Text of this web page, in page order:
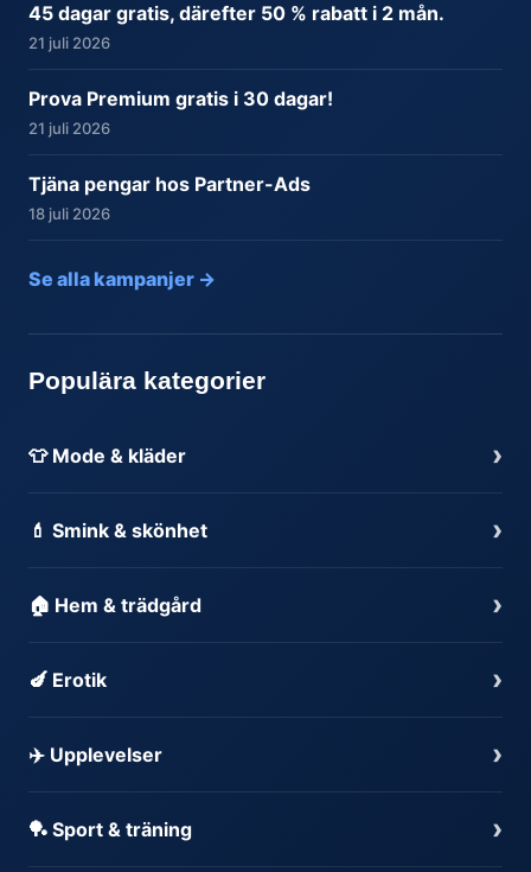
45 dagar gratis, därefter 50 % rabatt i 2 mån.
21 juli 2026
Prova Premium gratis i 30 dagar!
21 juli 2026
Tjäna pengar hos Partner-Ads
18 juli 2026
Se alla kampanjer →
Populära kategorier
👕 Mode & kläder ›
💄 Smink & skönhet ›
🏠 Hem & trädgård ›
🍆 Erotik ›
✈️ Upplevelser ›
🏓 Sport & träning ›